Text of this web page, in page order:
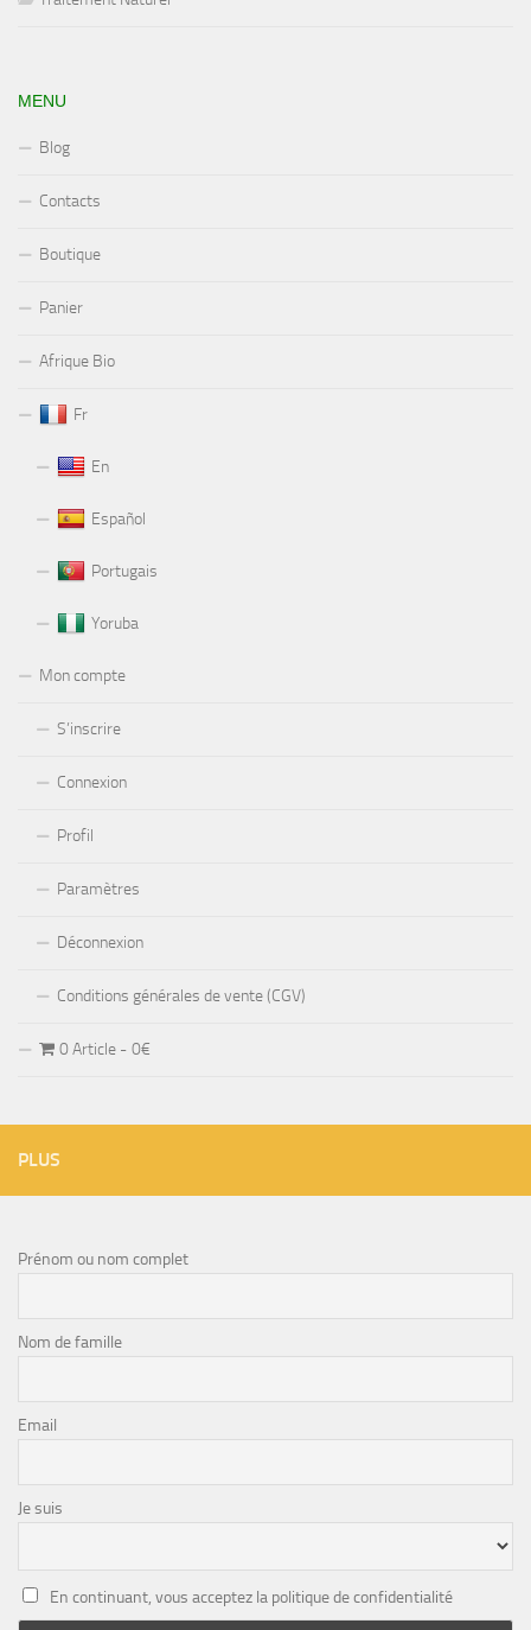
MENU
Blog
Contacts
Boutique
Panier
Afrique Bio
Fr
En
Español
Portugais
Yoruba
Mon compte
S’inscrire
Connexion
Profil
Paramètres
Déconnexion
Conditions générales de vente (CGV)
0 Article 0€
PLUS
Prénom ou nom complet
Nom de famille
Email
Je suis
En continuant, vous acceptez la politique de confidentialité